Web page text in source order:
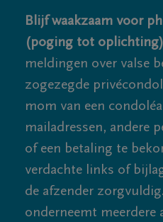
Blijf waakzaam voor
(poging tot
meldingen over valse
zogezegde
mom van een
mailadressen, andere
of een betaling te
verdachte links of
de afzender
onderneemt meerdere